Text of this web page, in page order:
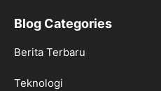
Blog Categories
Berita Terbaru
Teknologi